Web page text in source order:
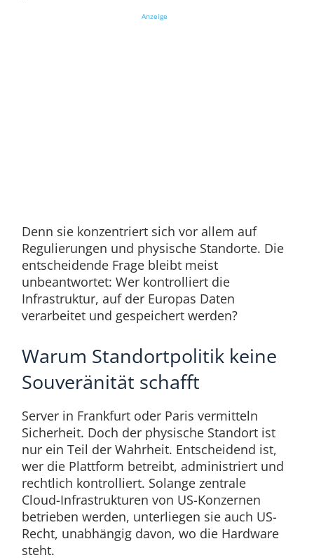
Anzeige
Denn sie konzentriert sich vor allem auf
Regulierungen und physische Standorte. Die
entscheidende Frage bleibt meist
unbeantwortet: Wer kontrolliert die
Infrastruktur, auf der Europas Daten
verarbeitet und gespeichert werden?
Warum Standortpolitik keine
Souveränität schafft
Server in Frankfurt oder Paris vermitteln
Sicherheit. Doch der physische Standort ist
nur ein Teil der Wahrheit. Entscheidend ist,
wer die Plattform betreibt, administriert und
rechtlich kontrolliert. Solange zentrale
Cloud-Infrastrukturen von US-Konzernen
betrieben werden, unterliegen sie auch US-
Recht, unabhängig davon, wo die Hardware
steht.